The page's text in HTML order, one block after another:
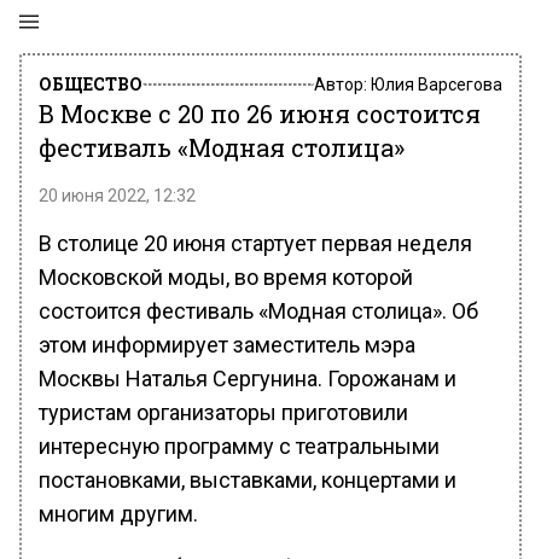
ОБЩЕСТВО Автор: Юлия Варсегова
В Москве с 20 по 26 июня состоится
фестиваль «Модная столица»
20 июня 2022, 12:32
В столице 20 июня стартует первая неделя
Московской моды, во время которой
состоится фестиваль «Модная столица». Об
этом информирует заместитель мэра
Москвы Наталья Сергунина. Горожанам и
туристам организаторы приготовили
интересную программу с театральными
постановками, выставками, концертами и
многим другим.